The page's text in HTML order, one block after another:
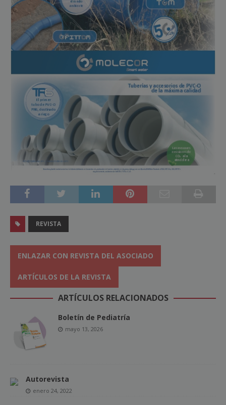
REVISTA
ENLAZAR CON REVISTA DEL ASOCIADO
ARTÍCULOS DE LA REVISTA
ARTÍCULOS RELACIONADOS
Boletín de Pediatría
mayo 13, 2026
Autorevista
enero 24, 2022